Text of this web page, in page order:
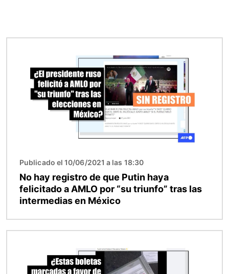
Publicado el 10/06/2021 a las 18:30
No hay registro de que Putin haya
felicitado a AMLO por “su triunfo” tras las
intermedias en México